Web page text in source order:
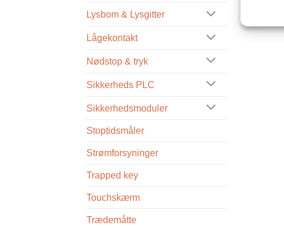
Lysbom & Lysgitter
Lågekontakt
Nødstop & tryk
Sikkerheds PLC
Sikkerhedsmoduler
Stoptidsmåler
Strømforsyninger
Trapped key
Touchskærm
Trædemåtte